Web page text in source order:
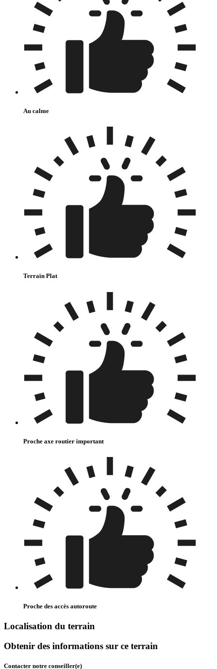
Au calme
Terrain Plat
Proche axe routier important
Proche des accès autoroute
Localisation du terrain
Obtenir des informations sur ce terrain
Contacter notre conseiller(e)